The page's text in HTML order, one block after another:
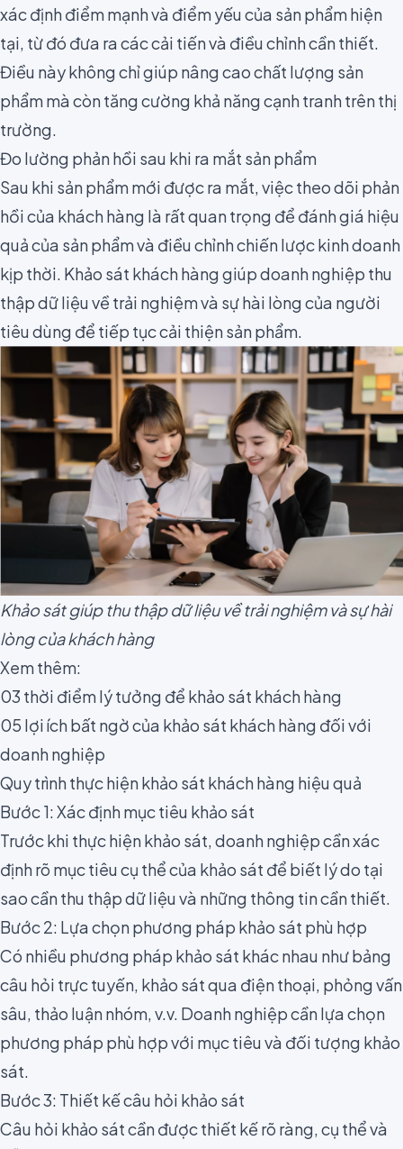
xác định điểm mạnh và điểm yếu của sản phẩm hiện
tại, từ đó đưa ra các cải tiến và điều chỉnh cần thiết.
Điều này không chỉ giúp nâng cao chất lượng sản
phẩm mà còn tăng cường khả năng cạnh tranh trên thị
trường.
Đo lường phản hồi sau khi ra mắt sản phẩm
Sau khi sản phẩm mới được ra mắt, việc theo dõi phản
hồi của khách hàng là rất quan trọng để đánh giá hiệu
quả của sản phẩm và điều chỉnh chiến lược kinh doanh
kịp thời. Khảo sát khách hàng giúp doanh nghiệp thu
thập dữ liệu về trải nghiệm và sự hài lòng của người
tiêu dùng để tiếp tục cải thiện sản phẩm.
Khảo sát giúp thu thập dữ liệu về trải nghiệm và sự hài
lòng của khách hàng
Xem thêm:
03 thời điểm lý tưởng để khảo sát khách hàng
05 lợi ích bất ngờ của khảo sát khách hàng đối với
doanh nghiệp
Quy trình thực hiện khảo sát khách hàng hiệu quả
Bước 1: Xác định mục tiêu khảo sát
Trước khi thực hiện khảo sát, doanh nghiệp cần xác
định rõ mục tiêu cụ thể của khảo sát để biết lý do tại
sao cần thu thập dữ liệu và những thông tin cần thiết.
Bước 2: Lựa chọn phương pháp khảo sát phù hợp
Có nhiều phương pháp khảo sát khác nhau như bảng
câu hỏi trực tuyến, khảo sát qua điện thoại, phỏng vấn
sâu, thảo luận nhóm, v.v. Doanh nghiệp cần lựa chọn
phương pháp phù hợp với mục tiêu và đối tượng khảo
sát.
Bước 3: Thiết kế câu hỏi khảo sát
Câu hỏi khảo sát cần được thiết kế rõ ràng, cụ thể và